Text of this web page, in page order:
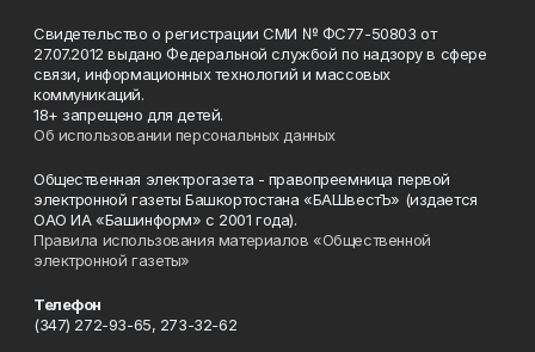
Свидетельство о регистрации СМИ № ФС77-50803 от
27.07.2012 выдано Федеральной службой по надзору в сфере
связи, информационных технологий и массовых
коммуникаций.
18+ запрещено для детей.
Об использовании персональных данных
Общественная электрогазета - правопреемница первой
электронной газеты Башкортостана «БАШвестЪ» (издается
ОАО ИА «Башинформ» с 2001 года).
Правила использования материалов «Общественной
электронной газеты»
Телефон
(347) 272-93-65, 273-32-62